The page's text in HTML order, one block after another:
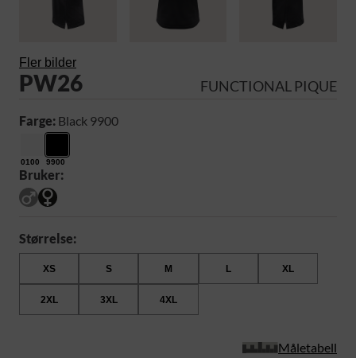
Fler bilder
PW26 FUNCTIONAL PIQUE
Farge: Black 9900
0100 9900
Bruker:
Størrelse:
XS S M L XL
2XL 3XL 4XL
Måletabell